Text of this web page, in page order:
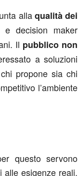
allaqualità dei
e decision maker
Il pubblico non
a soluzioni
propone sia chi
l’ambiente
questo servono
alle esigenze reali.